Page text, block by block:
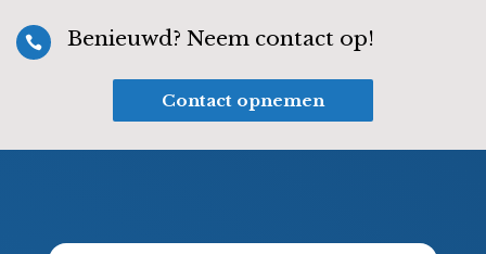
 Benieuwd? Neem contact op!
Contact opnemen